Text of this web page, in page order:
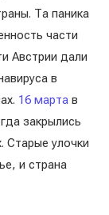
Та паника
части
Австрии дали
в
16 марта в
закрылись
Старые улочки
и страна